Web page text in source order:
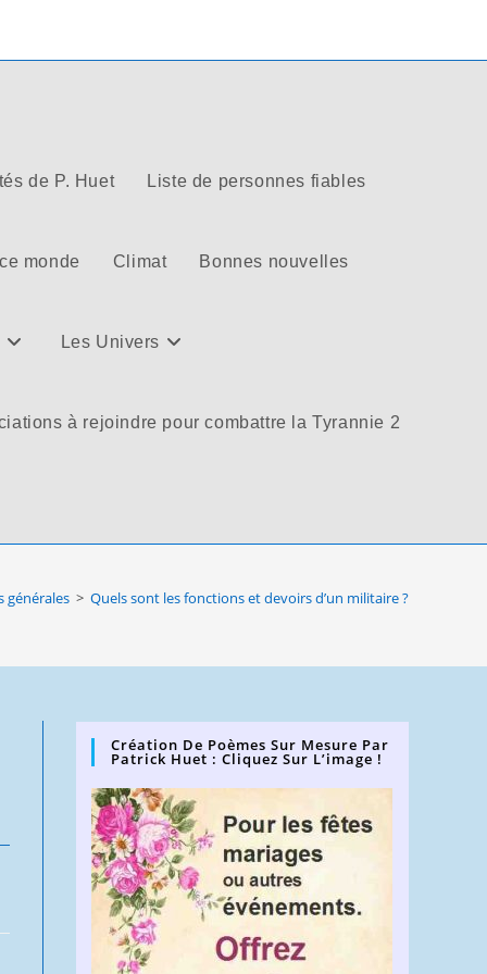
de P. Huet Liste de personnes fiables
monde Climat Bonnes nouvelles
Les Univers
à rejoindre pour combattre la Tyrannie 2
générales > Quels sont les fonctions et devoirs d’un militaire ?
Création De Poèmes Sur Mesure Par
Patrick Huet : Cliquez Sur L’image !